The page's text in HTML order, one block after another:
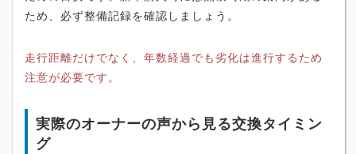
ため、必ず整備記録を確認しましょう。
走行距離だけでなく、年数経過でも劣化は進行するため
注意が必要です。
実際のオーナーの声から見る交換タイミン
グ